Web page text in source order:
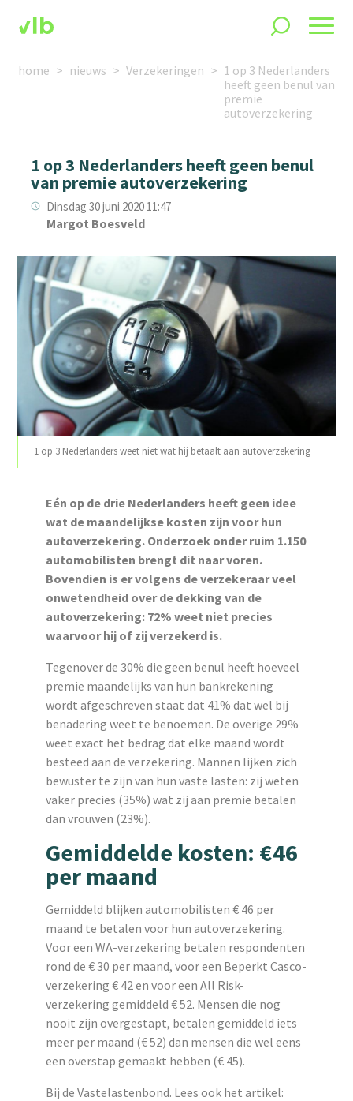
home nieuws Verzekeringen
1 op 3 Nederlanders
heeft geen benul van
premie
autoverzekering
1 op 3 Nederlanders heeft geen benul
van premie autoverzekering
Dinsdag 30 juni 2020 11:47
Margot Boesveld
1 op 3 Nederlanders weet niet wat hij betaalt aan autoverzekering
Eén op de drie Nederlanders heeft geen idee
wat de maandelijkse kosten zijn voor hun
autoverzekering. Onderzoek onder ruim 1.150
automobilisten brengt dit naar voren.
Bovendien is er volgens de verzekeraar veel
onwetendheid over de dekking van de
autoverzekering: 72% weet niet precies
waarvoor hij of zij verzekerd is.
Tegenover de 30% die geen benul heeft hoeveel
premie maandelijks van hun bankrekening
wordt afgeschreven staat dat 41% dat wel bij
benadering weet te benoemen. De overige 29%
weet exact het bedrag dat elke maand wordt
besteed aan de verzekering. Mannen lijken zich
bewuster te zijn van hun vaste lasten: zij weten
vaker precies (35%) wat zij aan premie betalen
dan vrouwen (23%).
Gemiddelde kosten: €46
per maand
Gemiddeld blijken automobilisten € 46 per
maand te betalen voor hun autoverzekering.
Voor een WA-verzekering betalen respondenten
rond de € 30 per maand, voor een Beperkt Casco-
verzekering € 42 en voor een All Risk-
verzekering gemiddeld € 52. Mensen die nog
nooit zijn overgestapt, betalen gemiddeld iets
meer per maand (€ 52) dan mensen die wel eens
een overstap gemaakt hebben (€ 45).
Bij de Vastelastenbond. Lees ook het artikel: